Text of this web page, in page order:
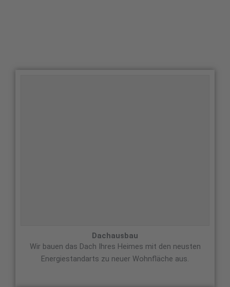
Dachausbau
Wir bauen das Dach Ihres Heimes mit den neusten
Energiestandarts zu neuer Wohnfläche aus.